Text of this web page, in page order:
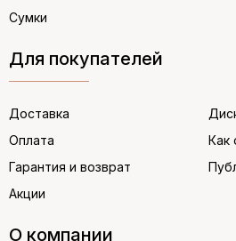
Сумки
Для покупателей
Доставка
Оплата
Гарантия и возврат
Акции
Как
О компании